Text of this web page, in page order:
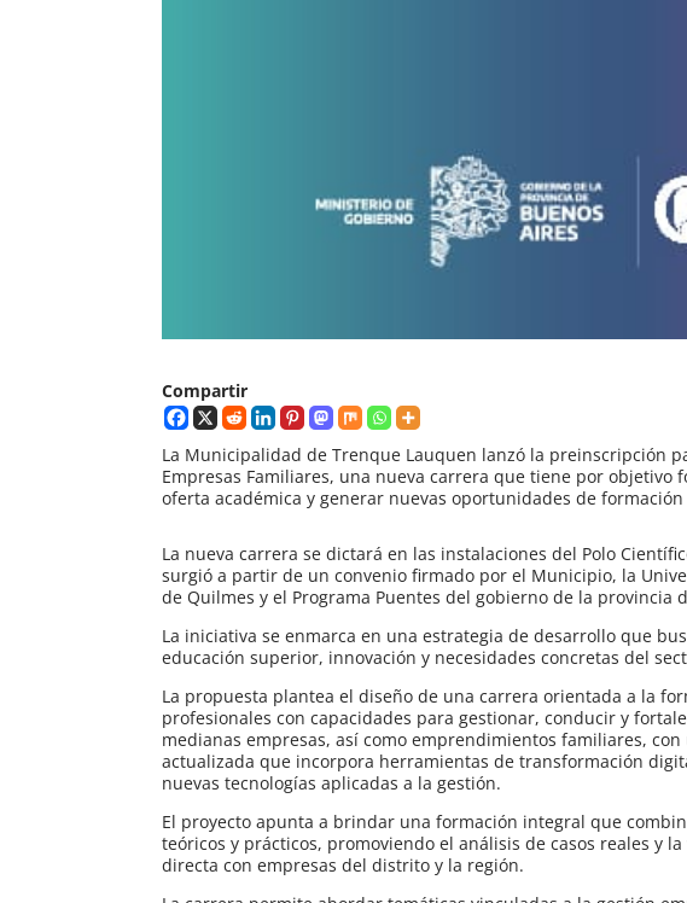
Compartir
La Municipalidad de Trenque Lauquen lanzó la preinscripción
Empresas Familiares, una nueva carrera que tiene por
oferta académica y generar nuevas oportunidades de
La nueva carrera se dictará en las instalaciones del Polo
surgió a partir de un convenio firmado por el Municipio, la
de Quilmes y el Programa Puentes del gobierno de la provincia
La iniciativa se enmarca en una estrategia de desarrollo que
educación superior, innovación y necesidades concretas del
La propuesta plantea el diseño de una carrera orientada a la
profesionales con capacidades para gestionar, conducir y
medianas empresas, así como emprendimientos familiares,
actualizada que incorpora herramientas de transformación
nuevas tecnologías aplicadas a la gestión.
El proyecto apunta a brindar una formación integral que
teóricos y prácticos, promoviendo el análisis de casos reales y
directa con empresas del distrito y la región.